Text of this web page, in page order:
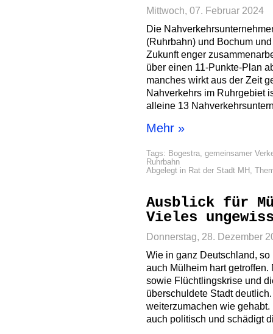
Mittwoch, 07. Februar 2024
Die
(Ruhrbahn) und Bochum
Zukunft enger
über einen 11-Punkte-Plan
manches wirkt aus der Zeit
Nahverkehrs im Ruhrgebiet
alleine 13
Mehr »
Tags: Bogestra, gemeinsamer
Ruhrbahn
Abgelegt in Rat der Stadt MH ,
Ausblick für
Vieles
Donnerstag, 28. Dezember
Wie in ganz Deutschland,
auch Mülheim hart
sowie Flüchtlingskrise und
überschuldete Stadt
weiterzumachen wie
auch politisch und schädigt